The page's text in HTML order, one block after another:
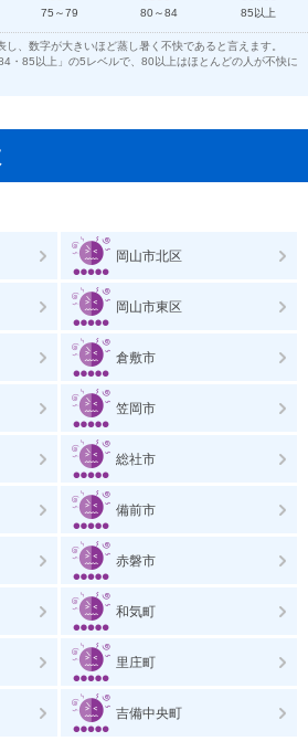
75～79 80～84 85以上
、数字が大きいほど蒸し暑く不快であると言えます。
・85以上」の5レベルで、80以上はほとんどの人が不快に
岡山市北区
岡山市東区
倉敷市
笠岡市
総社市
備前市
赤磐市
和気町
里庄町
吉備中央町